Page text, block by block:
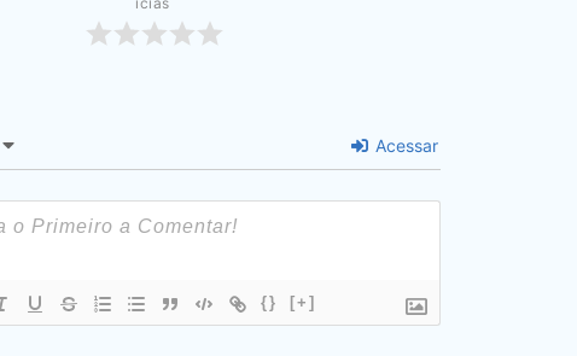
Acessar
{} [+]